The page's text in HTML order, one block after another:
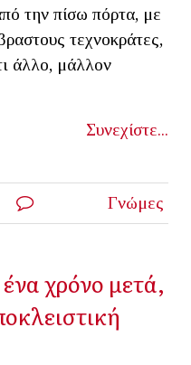
την πίσω πόρτα, με
τεχνοκράτες,
άλλο, μάλλον
Συνεχίστε...
Γνώμες
χρόνο μετά,